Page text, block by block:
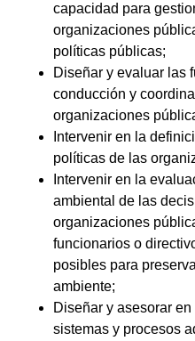
capacidad para
organizaciones
políticas públicas;
Diseñar y evaluar las
conducción y
organizaciones
Intervenir en la
políticas de las
Intervenir en la
ambiental de las
organizaciones
funcionarios o
posibles para
ambiente;
Diseñar y asesorar
sistemas y procesos